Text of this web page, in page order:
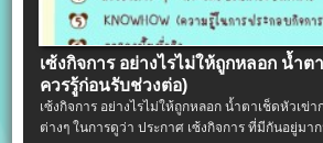
เซ้งกิจการ อย่างไรไม่ให้ถูกหลอก น้ำต
ควรรู้ก่อนรับช่วงต่อ)
เซ้งกิจการ อย่างไรไม่ให้ถูกหลอก น้ำตาเช็ดหัวเข่
ต่างๆ ในการดูว่า ประกาศ เซ้งกิจการ ที่มีกันอยู่มา